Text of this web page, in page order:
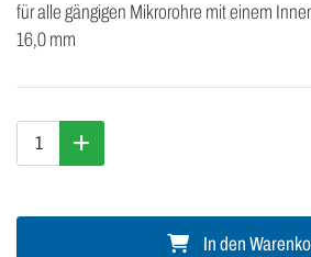
für alle gängigen Mikrorohre mit einem
16,0 mm
In den